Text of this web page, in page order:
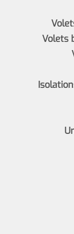
Volets